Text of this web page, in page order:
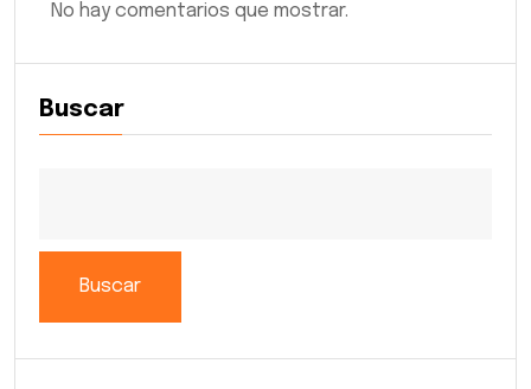
No hay comentarios que mostrar.
Buscar
Buscar